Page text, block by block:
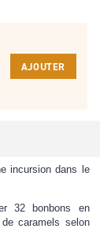
AJOUTER
incursion dans le
32 bonbons en
caramels selon